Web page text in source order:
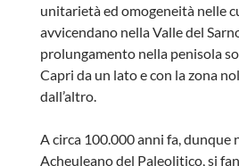
unitarietà ed omogeneità nelle
avvicendano nella Valle del
prolungamento nella penisola
Capri da un lato e con la zona
dall’altro.
A circa 100.000 anni fa, dunque
Acheuleano del Paleolitico, si